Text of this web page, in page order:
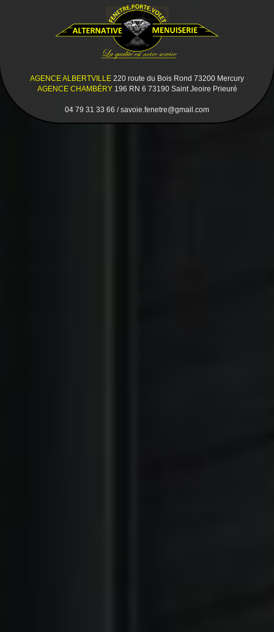
AGENCE ALBERTVILLE 220 route du Bois Rond 73200 Mercury
AGENCE CHAMBÉRY196 RN 6 73190 Saint Jeoire Prieuré
04 79 31 33 66 / savoie.fenetre@gmail.com